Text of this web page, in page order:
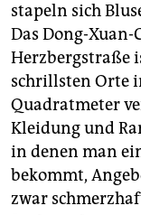
genossenschaft
epaper login
stapeln sich
Das Dong-
Herzbergstraße
schrillsten Orte
Quadratmeter
Kleidung und
in denen man
bekommt,
zwar